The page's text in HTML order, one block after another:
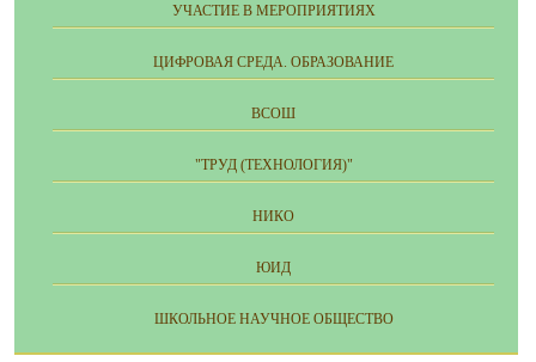
УЧАСТИЕ В МЕРОПРИЯТИЯХ
ЦИФРОВАЯ СРЕДА. ОБРАЗОВАНИЕ
ВСОШ
"ТРУД (ТЕХНОЛОГИЯ)"
НИКО
ЮИД
ШКОЛЬНОЕ НАУЧНОЕ ОБЩЕСТВО